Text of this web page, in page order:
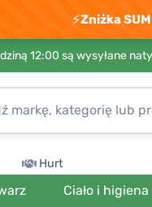
⚡Zniżka
12:00 są wysyłane
Hurt
Ciało i higiena